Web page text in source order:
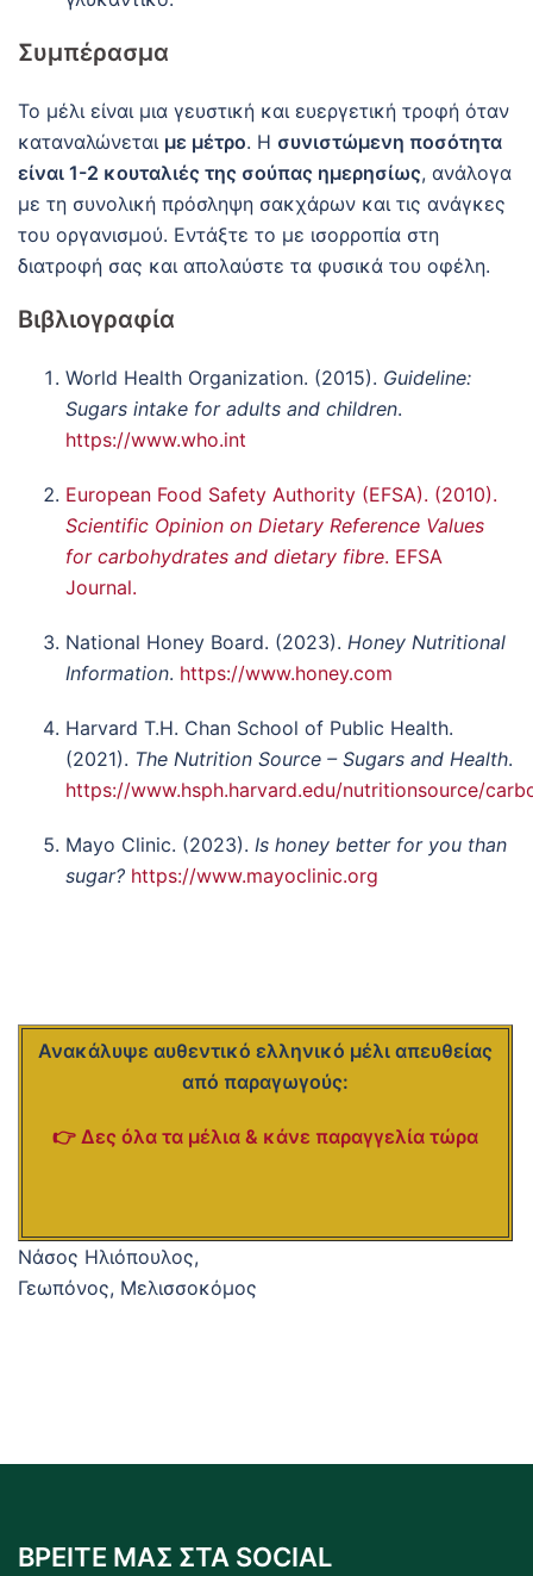
Συμπέρασμα
Το μέλι είναι μια γευστική και ευεργετική τροφή όταν
καταναλώνεται με μέτρο. Η συνιστώμενη ποσότητα
είναι 1-2 κουταλιές της σούπας ημερησίως, ανάλογα
με τη συνολική πρόσληψη σακχάρων και τις ανάγκες
του οργανισμού. Εντάξτε το με ισορροπία στη
διατροφή σας και απολαύστε τα φυσικά του οφέλη.
Βιβλιογραφία
World Health Organization. (2015). Guideline:
Sugars intake for adults and children.
https://www.who.int
European Food Safety Authority (EFSA). (2010).
Scientific Opinion on Dietary Reference Values
for carbohydrates and dietary fibre. EFSA
Journal.
National Honey Board. (2023). Honey Nutritional
Information. https://www.honey.com
Harvard T.H. Chan School of Public Health.
(2021). The Nutrition Source – Sugars and Health.
https://www.hsph.harvard.edu/nutritionsource/
Mayo Clinic. (2023). Is honey better for you than
sugar? https://www.mayoclinic.org
Ανακάλυψε αυθεντικό ελληνικό μέλι απευθείας
από παραγωγούς:
👉 Δες όλα τα μέλια & κάνε παραγγελία τώρα
Νάσος Ηλιόπουλος,
Γεωπόνος, Μελισσοκόμος
ΒΡΕΙΤΕ ΜΑΣ ΣΤΑ SOCIAL